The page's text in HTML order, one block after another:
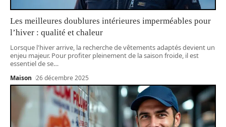
Les meilleures doublures intérieures imperméables pour
l’hiver : qualité et chaleur
Lorsque l'hiver arrive, la recherche de vêtements adaptés devient un
enjeu majeur. Pour profiter pleinement de la saison froide, il est
essentiel de se…
Maison 26 décembre 2025